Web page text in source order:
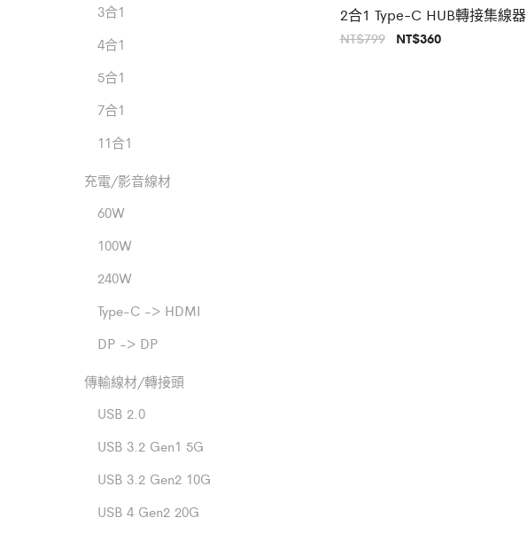
2合1 Type-C HUB轉接集線器
NT$799 原NT$360目
3合1
4合1
5合1
7合1
11合1
充電/影音線材
60W
100W
240W
Type-C -> HDMI
DP -> DP
傳輸線材/轉接頭
USB 2.0
USB 3.2 Gen1 5G
USB 3.2 Gen2 10G
USB 4 Gen2 20G